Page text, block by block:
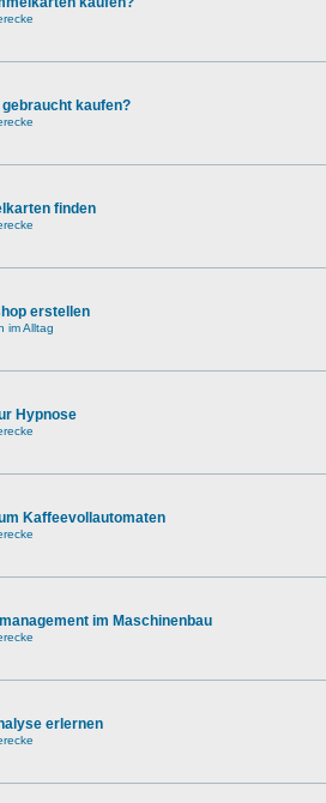
kaufen?
finden
erstellen
im Alltag
Hypnose
Kaffeevollautomaten
im Maschinenbau
erlernen